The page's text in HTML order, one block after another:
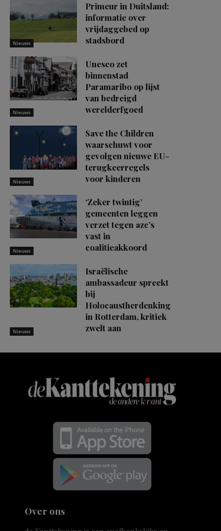
Nieuws
Primeur in Duitsland:
informatie over
vrijdaggebed op
stadsbord
Nieuws
Unesco zet
binnenstad
Paramaribo op lijst
van bedreigd
werelderfgoed
Nieuws
Save the Children
waarschuwt voor
gevolgen nieuwe EU-
terugkeerregels
voor kinderen
Nieuws
‘Zeker twintig’
gemeenten leggen
verzet tegen azc’s
vast in
coalitieakkoord
Nieuws
Israëlische
ambassadeur spreekt
bij
Holocaustherdenking
in Rotterdam, kritiek
zwelt aan
Over ons